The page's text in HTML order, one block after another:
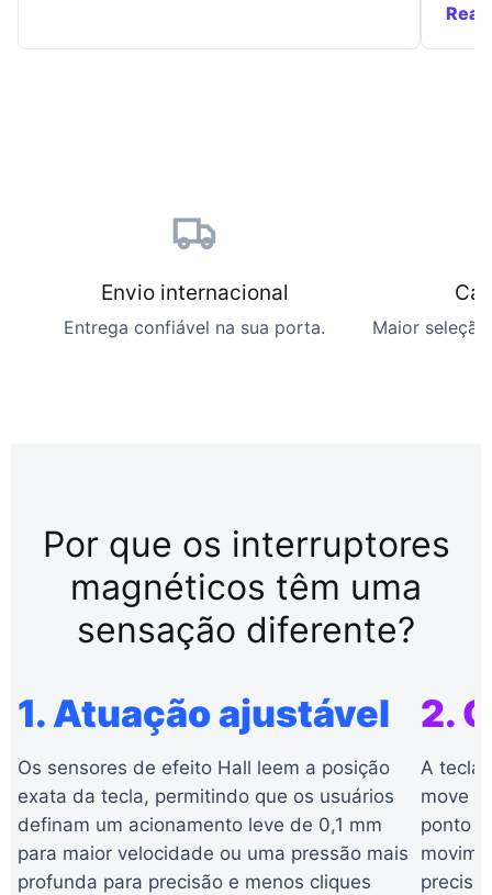
Envio internacional
Entrega confiável na sua porta. Maior
Por que os interruptores
magnéticos têm uma
sensação diferente?
1. Atuação ajustável
Os sensores de efeito Hall leem a posição
exata da tecla, permitindo que os usuários
definam um acionamento leve de 0,1 mm
para maior velocidade ou uma pressão mais
profunda para precisão e menos cliques
2.
A tecla
move
ponto
preciso